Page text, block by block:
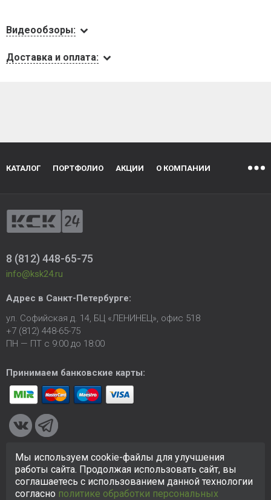
Видеообзоры:
Доставка и оплата:
КАТАЛОГ ПОРТФОЛИО АКЦИИ О КОМПАНИИ
8 (812) 448-65-75
info@ksk24.ru
Адрес в Санкт-Петербурге:
ул. Софийская д. 14, БЦ «ЛЕНИНЕЦ», офис 518
+7 (812) 448-65-75
ПН — ПТ с 9:00 до 18:00
Принимаем банковские карты:
© 2005-2026 ООО «КСК». Сайтhttps://ksk24.ruсоздан
исключительно в информационных целях и любая информация
на сайте не является публичной офертой.Политика в
отношении персональных данных
Мы используем cookie-файлы для улучшения
работы сайта. Продолжая использовать сайт, вы
соглашаетесь с использованием данной технологии
согласно политике обработки персональных